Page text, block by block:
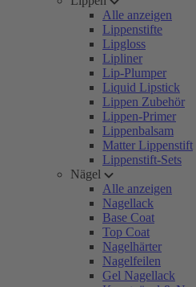
Alle anzeigen
Lippenstifte
Lipgloss
Lipliner
Lip-Plumper
Liquid Lipstick
Lippen Zubehör
Lippen-Primer
Lippenbalsam
Matter Lippenstift
Lippenstift-Sets
Nägel
Alle anzeigen
Nagellack
Base Coat
Top Coat
Nagelhärter
Nagelfeilen
Gel Nagellack